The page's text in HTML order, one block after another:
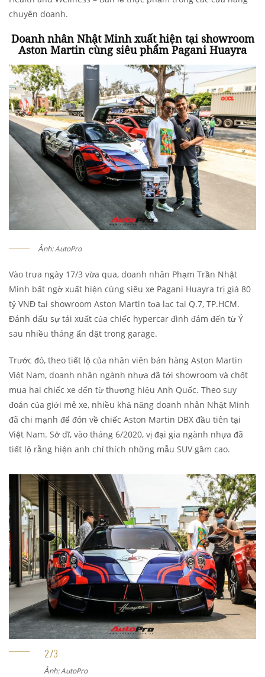
chuyên doanh.
Doanh nhân Nhật Minh xuất hiện tại showroom
Aston Martin cùng siêu phẩm Pagani Huayra
Ảnh: AutoPro
Vào trưa ngày 17/3 vừa qua, doanh nhân Phạm Trần Nhật
Minh bất ngờ xuất hiện cùng siêu xe Pagani Huayra trị giá 80
tỷ VNĐ tại showroom Aston Martin tọa lạc tại Q.7, TP.HCM.
Đánh dấu sự tái xuất của chiếc hypercar đình đám đến từ Ý
sau nhiều tháng ẩn dật trong garage.
Trước đó, theo tiết lộ của nhân viên bán hàng Aston Martin
Việt Nam, doanh nhân ngành nhựa đã tới showroom và chốt
mua hai chiếc xe đến từ thương hiệu Anh Quốc. Theo suy
đoán của giới mê xe, nhiều khả năng doanh nhân Nhật Minh
đã chi mạnh để đón về chiếc Aston Martin DBX đầu tiên tại
Việt Nam. Sở dĩ, vào tháng 6/2020, vị đại gia ngành nhựa đã
tiết lộ rằng hiện anh chỉ thích những mẫu SUV gầm cao.
Ảnh: AutoPro